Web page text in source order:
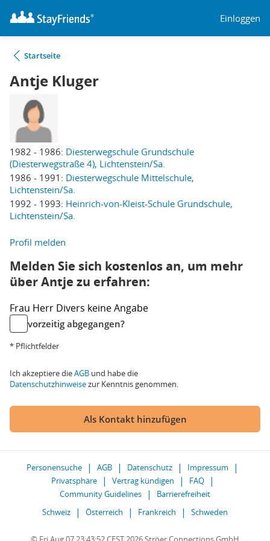
Einloggen
Startseite
Antje Kluger
1982 - 1986: Diesterwegschule Grundschule
(Diesterwegstraße 4), Lichtenstein/Sa.
1986 - 1991: Diesterwegschule Mittelschule,
Lichtenstein/Sa.
1992 - 1993: Heinrich-von-Kleist-Schule Grundschule,
Lichtenstein/Sa.
Profil melden
Melden Sie sich kostenlos an, um mehr
über Antje zu erfahren:
Frau Herr Divers keine Angabe
vorzeitig abgegangen?
* Pflichtfelder
Ich akzeptiere dieAGB und habe die
Datenschutzhinweisezur Kenntnis genommen.
Als Kontakt hinzufügen
Personensuche AGB Datenschutz
Impressum
Privatsphäre
Vertrag kündigen
FAQ
Community Guidelines
Barrierefreiheit
Schweiz
Österreich Frankreich Schweden